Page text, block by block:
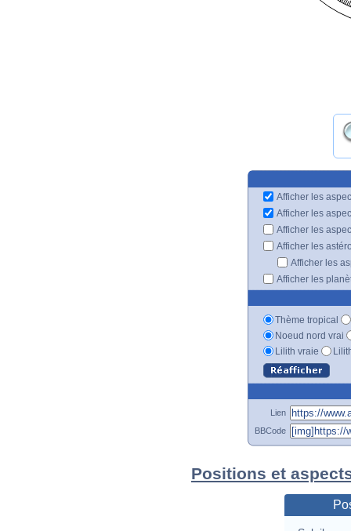
Afficher les
Afficher les
Afficher les
Afficher les
Afficher les
Afficher les
Thème tropical
Noeud nord vrai
Lilith vraie
Lien
BBCode
Positions et